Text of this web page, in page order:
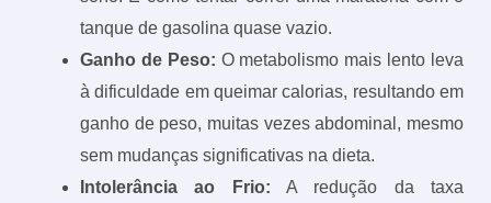
tanque de gasolina quase vazio.
Ganho de Peso: O metabolismo mais lento leva
à dificuldade em queimar calorias, resultando em
ganho de peso, muitas vezes abdominal, mesmo
sem mudanças significativas na dieta.
Intolerância ao Frio: A redução da taxa